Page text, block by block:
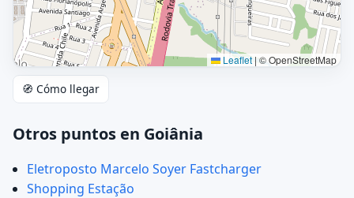
Leaflet | © OpenStreetMap
🧭 Cómo llegar
Otros puntos en Goiânia
Eletroposto Marcelo Soyer Fastcharger
Shopping Estação